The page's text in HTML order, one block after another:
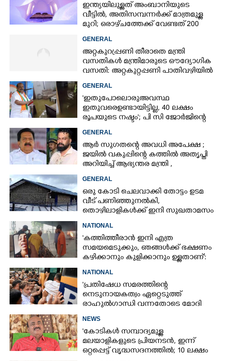
ഇന്ത്യയിലുള്ളത് അംബാനിയുടെ
വീട്ടിൽ, അതിസമ്പന്നർക്ക് മാത്രമുള്ള
മുറി; ഒരാഴ്‌ചത്തേക്ക് വേണ്ടത് 200
GENERAL
അറ്റകുറ്രപ്പണി തീരാതെ മന്ത്രി
വസതികൾ മന്ത്രിമാരുടെ ഔദ്യോഗിക
വസതി: അറ്റകുറ്റപ്പണി പാതിവഴിയിൽ
GENERAL
'ഇതുപോലൊരു അവസ്ഥ
ഇതുവരെ ഉണ്ടായിട്ടില്ല, 40 ലക്ഷം
രൂപയുടെ നഷ്ടം'; പി സി ജോർജിന്റെ
GENERAL
ആർ സുഗതന്റെ അവധി അപേക്ഷ ;
ജയിൽ വകുപ്പിന്റെ കത്തിൽ അതൃപ്തി
അറിയിച്ച് ആഭ്യന്തര മന്ത്രി ,​
GENERAL
ഒരു കോടി ചെലവാക്കി തോട്ടം ഉടമ
വീട്‌ പണിഞ്ഞുനൽകി,
തൊഴിലാളികൾക്ക് ഇനി സുഖതാമസം
NATIONAL
'കത്തിത്തീരാൻ ഇനി എത്ര
സമയമെടുക്കും, ഞങ്ങൾക്ക് ഭക്ഷണം
കഴിക്കാനും കുളിക്കാനും ഉള്ളതാണ്':
മക്കൾ
NATIONAL
'പ്രതിഷേധ സമരത്തിന്റെ
നെടുനായകത്വം ഏറ്റെടുത്ത്
രാഹുൽഗാന്ധി വന്നതോടെ മോദി
NEWS
'കോടികൾ സമ്പാദ്യമുള്ള
മലയാളികളുടെ പ്രിയനടൻ, ഇന്ന്
ഒറ്റപ്പെട്ട് വൃദ്ധസദനത്തിൽ; 10 ലക്ഷം